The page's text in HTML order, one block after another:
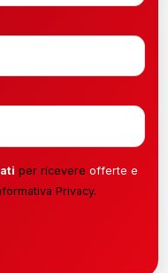
per ricevere offerte e
Privacy.